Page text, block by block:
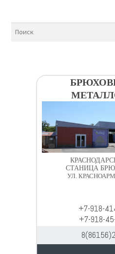
СТАНИЦА
УЛ.
+7-918-
+7-918-